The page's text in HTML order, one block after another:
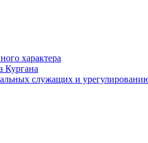
характера
Кургана
служащих и